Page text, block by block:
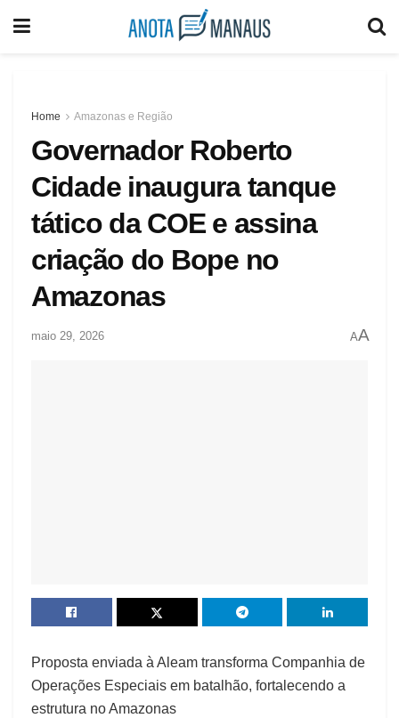
Home Amazonas e Região
Governador Roberto
Cidade inaugura tanque
tático da COE e assina
criação do Bope no
Amazonas
maio 29, 2026 AA
Proposta enviada à Aleam transforma Companhia de
Operações Especiais em batalhão, fortalecendo a
estrutura no Amazonas